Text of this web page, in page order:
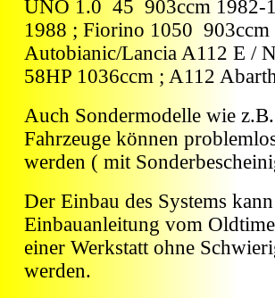
UNO 1.0 45 903ccm 1982-
1988 ; Fiorino 1050 903ccm
Autobianic/Lancia A112 E /
58HP 1036ccm ; A112
Auch Sondermodelle wie
Fahrzeuge können
werden ( mit
Der Einbau des Systems
Einbauanleitung vom
einer Werkstatt ohne
werden.